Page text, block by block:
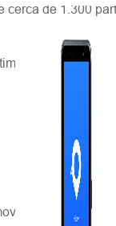
cerca de 1.300
inovações
com sucesso